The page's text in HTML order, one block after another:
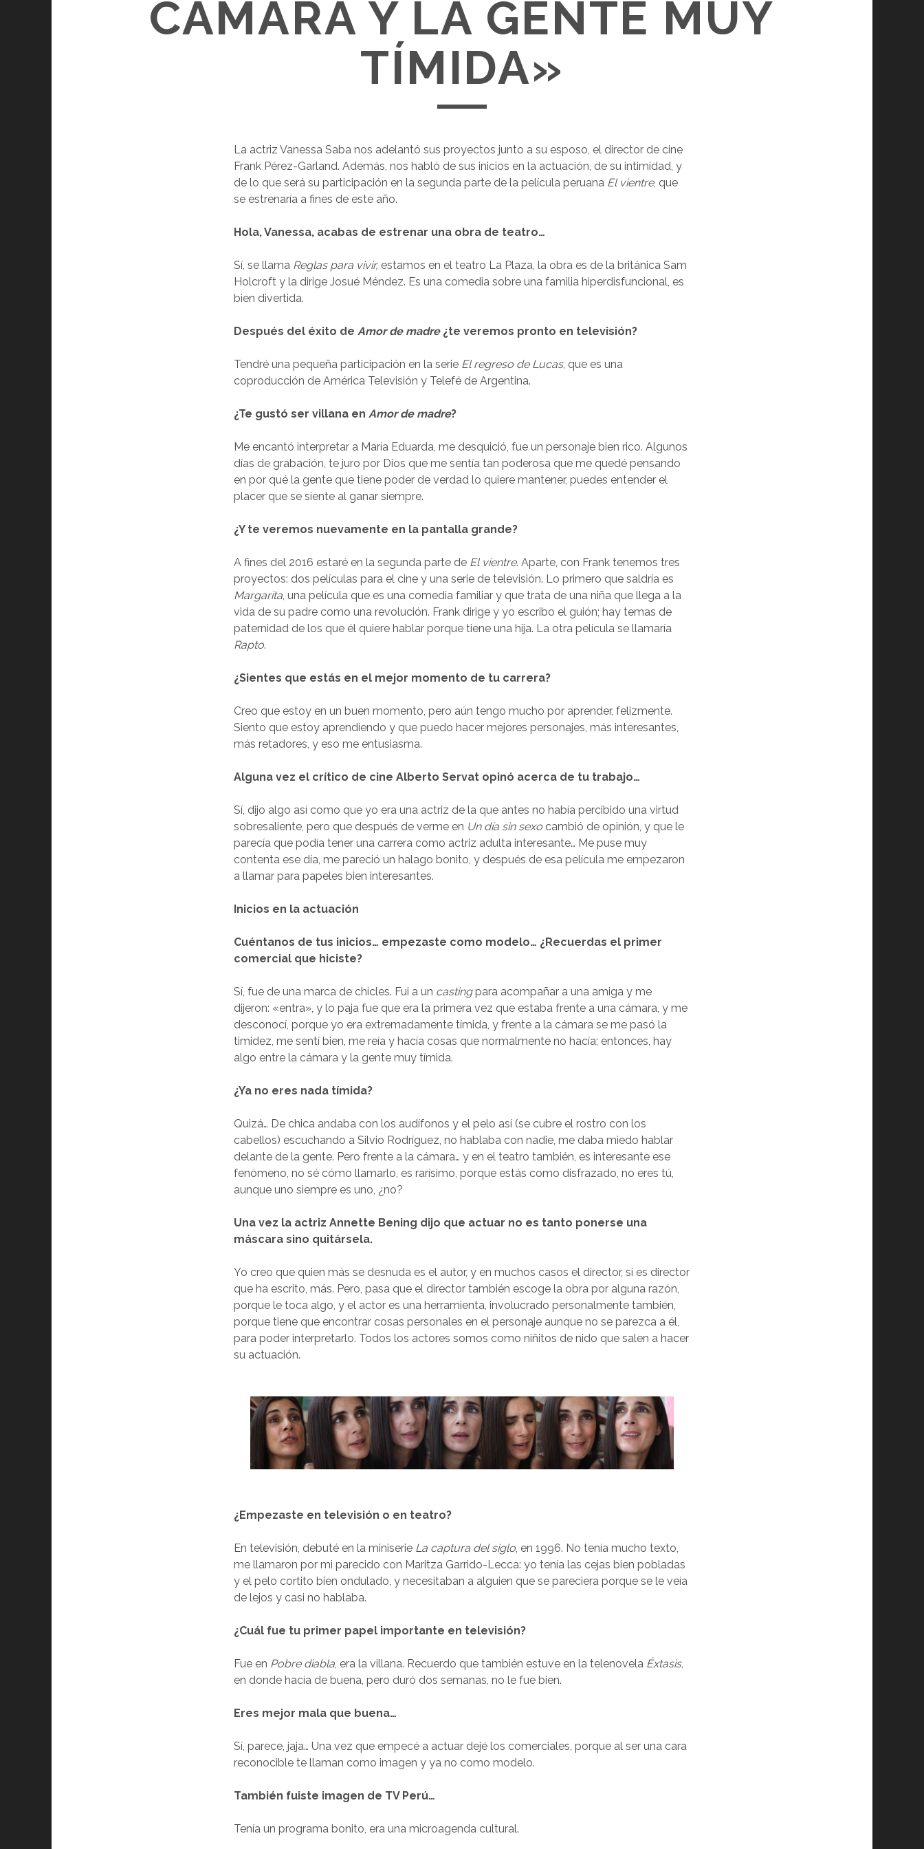
CÁMARA Y LA GENTE MUY
TÍMIDA»
La actriz Vanessa Saba nos adelantó sus proyectos junto a su esposo, el director de cine
Frank Pérez-Garland. Además, nos habló de sus inicios en la actuación, de su intimidad, y
de lo que será su participación en la segunda parte de la película peruana El vientre, que
se estrenaría a fines de este año.
Hola, Vanessa, acabas de estrenar una obra de teatro…
Sí, se llama Reglas para vivir, estamos en el teatro La Plaza, la obra es de la británica Sam
Holcroft y la dirige Josué Méndez. Es una comedia sobre una familia hiperdisfuncional, es
bien divertida.
Después del éxito deAmor de madre¿te veremos pronto en televisión?
Tendré una pequeña participación en la serie El regreso de Lucas, que es una
coproducción de América Televisión y Telefé de Argentina.
¿Te gustó ser villana enAmor de madre?
Me encantó interpretar a María Eduarda, me desquició, fue un personaje bien rico. Algunos
días de grabación, te juro por Dios que me sentía tan poderosa que me quedé pensando
en por qué la gente que tiene poder de verdad lo quiere mantener, puedes entender el
placer que se siente al ganar siempre.
¿Y te veremos nuevamente en la pantalla grande?
A fines del 2016 estaré en la segunda parte de El vientre. Aparte, con Frank tenemos tres
proyectos: dos películas para el cine y una serie de televisión. Lo primero que saldría es
Margarita, una película que es una comedia familiar y que trata de una niña que llega a la
vida de su padre como una revolución. Frank dirige y yo escribo el guión; hay temas de
paternidad de los que él quiere hablar porque tiene una hija. La otra película se llamaría
Rapto.
¿Sientes que estás en el mejor momento de tu carrera?
Creo que estoy en un buen momento, pero aún tengo mucho por aprender, felizmente.
Siento que estoy aprendiendo y que puedo hacer mejores personajes, más interesantes,
más retadores, y eso me entusiasma.
Alguna vez el crítico de cine Alberto Servat opinó acerca de tu trabajo…
Sí, dijo algo así como que yo era una actriz de la que antes no había percibido una virtud
sobresaliente, pero que después de verme en Un día sin sexo cambió de opinión, y que le
parecía que podía tener una carrera como actriz adulta interesante… Me puse muy
contenta ese día, me pareció un halago bonito, y después de esa película me empezaron
a llamar para papeles bien interesantes.
Inicios en la actuación
Cuéntanos de tus inicios… empezaste como modelo… ¿Recuerdas el primer
comercial que hiciste?
Sí, fue de una marca de chicles. Fui a un castingpara acompañar a una amiga y me
dijeron: «entra», y lo paja fue que era la primera vez que estaba frente a una cámara, y me
desconocí, porque yo era extremadamente tímida, y frente a la cámara se me pasó la
timidez, me sentí bien, me reía y hacía cosas que normalmente no hacía; entonces, hay
algo entre la cámara y la gente muy tímida.
¿Ya no eres nada tímida?
Quizá… De chica andaba con los audífonos y el pelo así (se cubre el rostro con los
cabellos) escuchando a Silvio Rodríguez, no hablaba con nadie, me daba miedo hablar
delante de la gente. Pero frente a la cámara… y en el teatro también, es interesante ese
fenómeno, no sé cómo llamarlo, es rarísimo, porque estás como disfrazado, no eres tú,
aunque uno siempre es uno, ¿no?
Una vez la actriz Annette Bening dijo que actuar no es tanto ponerse una
máscara sino quitársela.
Yo creo que quien más se desnuda es el autor, y en muchos casos el director, si es director
que ha escrito, más. Pero, pasa que el director también escoge la obra por alguna razón,
porque le toca algo, y el actor es una herramienta, involucrado personalmente también,
porque tiene que encontrar cosas personales en el personaje aunque no se parezca a él,
para poder interpretarlo. Todos los actores somos como niñitos de nido que salen a hacer
su actuación.
¿Empezaste en televisión o en teatro?
En televisión, debuté en la miniserie La captura del siglo, en 1996. No tenía mucho texto,
me llamaron por mi parecido con Maritza Garrido-Lecca: yo tenía las cejas bien pobladas
y el pelo cortito bien ondulado, y necesitaban a alguien que se pareciera porque se le veía
de lejos y casi no hablaba.
¿Cuál fue tu primer papel importante en televisión?
Fue en Pobre diabla, era la villana. Recuerdo que también estuve en la telenovela Éxtasis,
en donde hacía de buena, pero duró dos semanas, no le fue bien.
Eres mejor mala que buena…
Sí, parece, jaja… Una vez que empecé a actuar dejé los comerciales, porque al ser una cara
reconocible te llaman como imagen y ya no como modelo.
También fuiste imagen de TV Perú…
Tenía un programa bonito, era una microagenda cultural.